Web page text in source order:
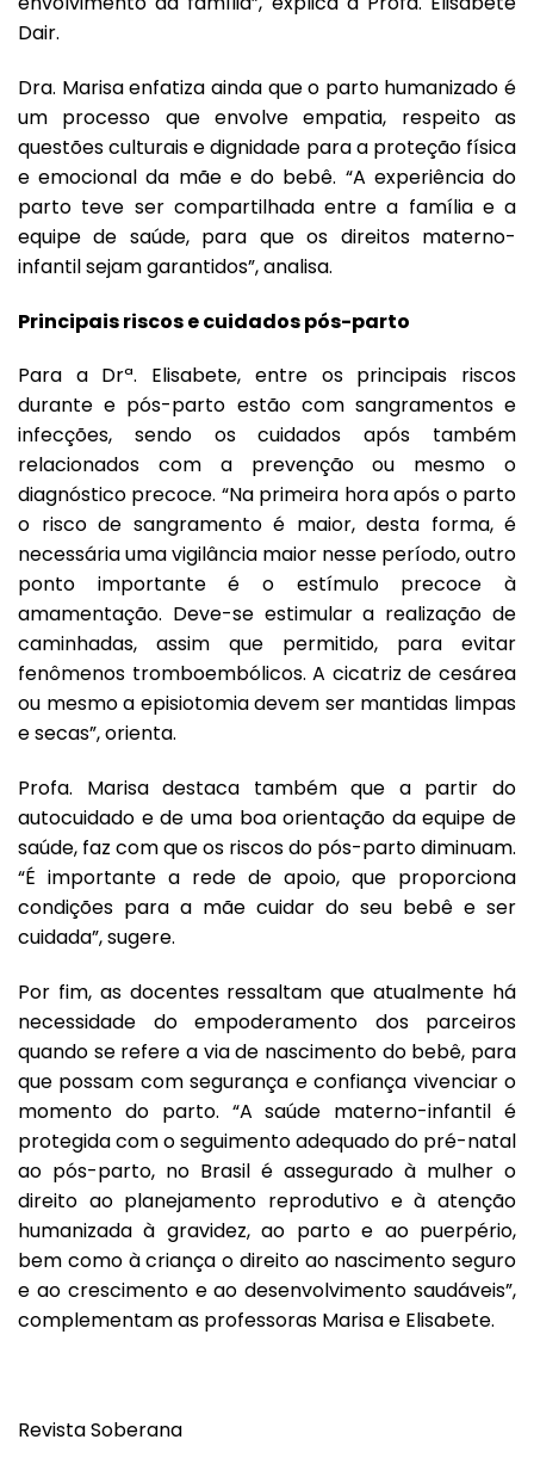
Dair.
Dra. Marisa enfatiza ainda que o parto humanizado é
um processo que envolve empatia, respeito as
questões culturais e dignidade para a proteção física
e emocional da mãe e do bebê. “A experiência do
parto teve ser compartilhada entre a família e a
equipe de saúde, para que os direitos materno-
infantil sejam garantidos”, analisa.
Principais riscos e cuidados pós-parto
Para a Drª. Elisabete, entre os principais riscos
durante e pós-parto estão com sangramentos e
infecções, sendo os cuidados após também
relacionados com a prevenção ou mesmo o
diagnóstico precoce. “Na primeira hora após o parto
o risco de sangramento é maior, desta forma, é
necessária uma vigilância maior nesse período, outro
ponto importante é o estímulo precoce à
amamentação. Deve-se estimular a realização de
caminhadas, assim que permitido, para evitar
fenômenos tromboembólicos. A cicatriz de cesárea
ou mesmo a episiotomia devem ser mantidas limpas
e secas”, orienta.
Profa. Marisa destaca também que a partir do
autocuidado e de uma boa orientação da equipe de
saúde, faz com que os riscos do pós-parto diminuam.
“É importante a rede de apoio, que proporciona
condições para a mãe cuidar do seu bebê e ser
cuidada”, sugere.
Por fim, as docentes ressaltam que atualmente há
necessidade do empoderamento dos parceiros
quando se refere a via de nascimento do bebê, para
que possam com segurança e confiança vivenciar o
momento do parto. “A saúde materno-infantil é
protegida com o seguimento adequado do pré-natal
ao pós-parto, no Brasil é assegurado à mulher o
direito ao planejamento reprodutivo e à atenção
humanizada à gravidez, ao parto e ao puerpério,
bem como à criança o direito ao nascimento seguro
e ao crescimento e ao desenvolvimento saudáveis”,
complementam as professoras Marisa e Elisabete.
Revista Soberana